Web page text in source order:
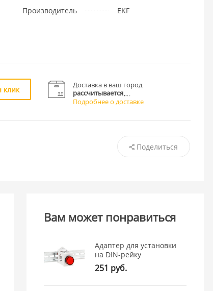
Производитель EKF
клик
Доставка в ваш город
рассчитывается
Подробнее о доставке
Поделиться
Вам может понравиться
Адаптер для установки
на DIN-рейку
251 руб.